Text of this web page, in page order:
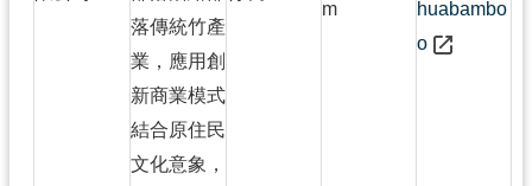
落傳統竹產
業，應用創
新商業模式
結合原住民
文化意象，
m
huabambo
o